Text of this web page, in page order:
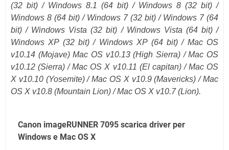
(32 bit) / Windows 8.1 (64 bit) / Windows 8 (32 bit) /
Windows 8 (64 bit) / Windows 7 (32 bit) / Windows 7 (64
bit) / Windows Vista (32 bit) / Windows Vista (64 bit) /
Windows XP (32 bit) / Windows XP (64 bit) / Mac OS
v10.14 (Mojave)Mac OS v10.13 (High Sierra) / Mac OS
v10.12(Sierra)/ Mac OS X v10.11 (El capitan)/ Mac OS
X v10.10 (Yosemite) / Mac OS X v10.9 (Mavericks) / Mac
OS X v10.8 (Mountain Lion) / Mac OS X v10.7 (Lion).
Canon imageRUNNER 7095 scarica driver per
Windows e Mac OS X